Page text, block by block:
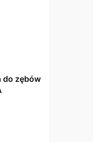
do zębów